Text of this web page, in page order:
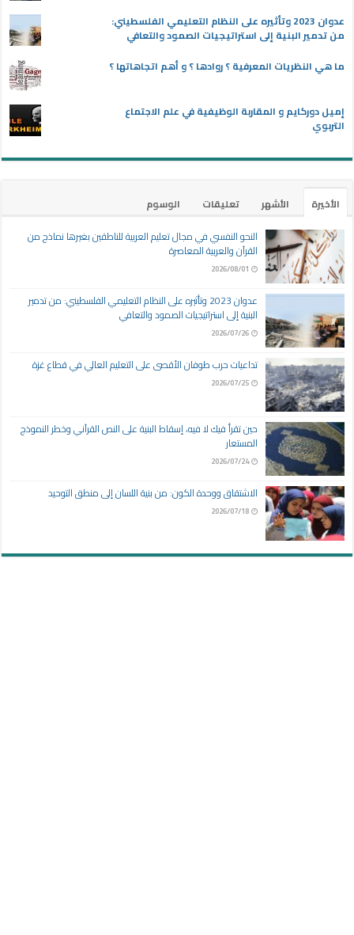
عدوان 2023 وتأثيره على النظام التعليمي الفلسطيني:
من تدمير البنية إلى استراتيجيات الصمود والتعافي
ما هي النظريات المعرفية ؟ روادها ؟ و أهم اتجاهاتها ؟
إميل دوركايم و المقاربة الوظيفية في علم الاجتماع
التربوي
الأخيرة الأشهر تعليقات
الوسوم
النحو النفسي في مجال تعليم العربية للناطقين بغيرها نماذج من
القرآن والعربية المعاصرة
2026/08/01
عدوان 2023 وتأثيره على النظام التعليمي الفلسطيني: من تدمير
البنية إلى استراتيجيات الصمود والتعافي
2026/07/26
تداعيات حرب طوفان الأقصى على التعليم العالي في قطاع غزة
2026/07/25
حين تقرأ فيك لا فيه، إسقاط البنية على النص القرآني وخطر النموذج
المستعار
2026/07/24
الاشتقاق ووحدة الكون: من بنية اللسان إلى منطق التوحيد
2026/07/18